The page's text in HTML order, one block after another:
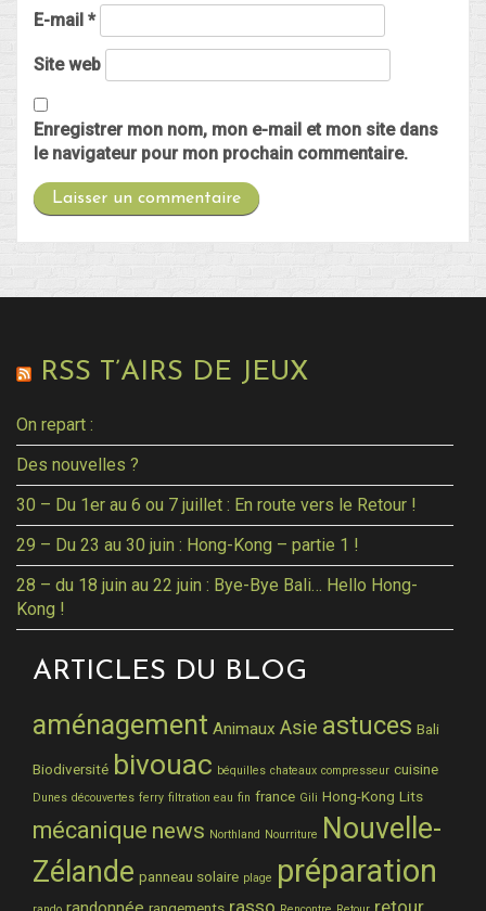
E-mail *
Site web
Enregistrer mon nom, mon e-mail et mon site dans
le navigateur pour mon prochain commentaire.
RSS T’AIRS DE JEUX
On repart :
Des nouvelles ?
30 – Du 1er au 6 ou 7 juillet : En route vers le Retour !
29 – Du 23 au 30 juin : Hong-Kong – partie 1 !
28 – du 18 juin au 22 juin : Bye-Bye Bali… Hello Hong-
Kong !
ARTICLES DU BLOG
aménagement Animaux Asie astuces Bali
Biodiversité bivouac béquilles chateaux compresseur cuisine
Dunes découvertes ferry filtration eau fin france Gili Hong-Kong Lits
mécanique news Northland Nourriture Nouvelle-
Zélande panneau solaire plage préparation
rasso retour